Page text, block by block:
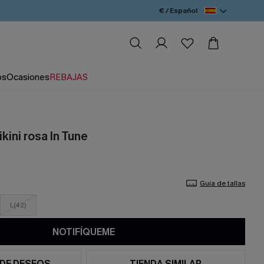
€ / Español
OcasionesREBAJAS
rosa In Tune
Guía de tallas
L(42)
NOTIFÍQUEME